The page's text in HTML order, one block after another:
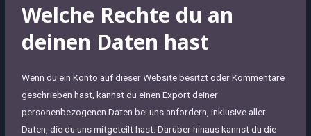
Welche Rechte du an
deinen Daten hast
Wenn du ein Konto auf dieser Website besitzt oder Kommentare
geschrieben hast, kannst du einen Export deiner
personenbezogenen Daten bei uns anfordern, inklusive aller
Daten, die du uns mitgeteilt hast. Darüber hinaus kannst du die